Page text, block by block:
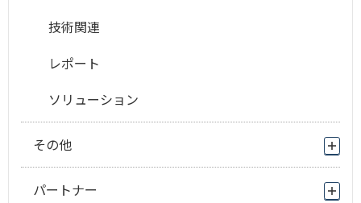
技術関連
レポート
ソリューション
その他
パートナー